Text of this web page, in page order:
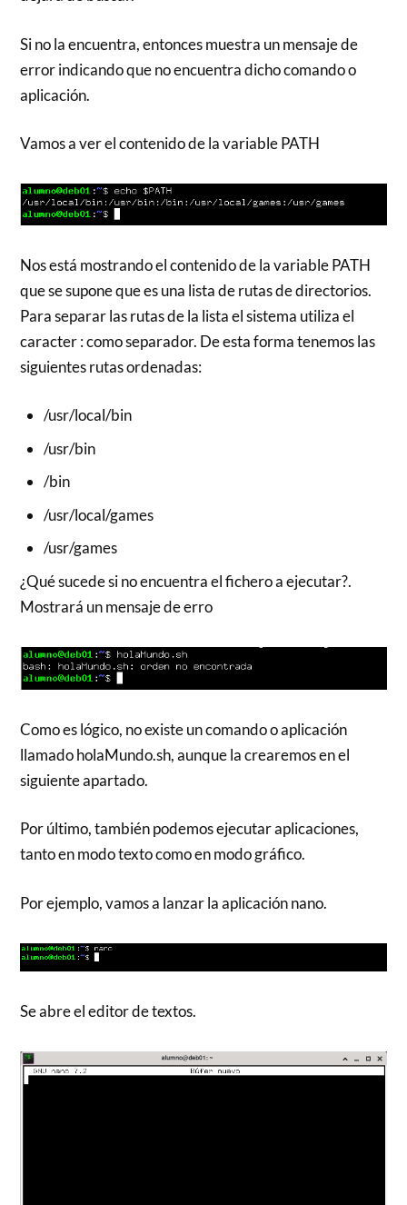
Si no la encuentra, entonces muestra un mensaje de
error indicando que no encuentra dicho comando o
aplicación.
Vamos a ver el contenido de la variable PATH
Nos está mostrando el contenido de la variable PATH
que se supone que es una lista de rutas de directorios.
Para separar las rutas de la lista el sistema utiliza el
caracter : como separador. De esta forma tenemos las
siguientes rutas ordenadas:
/usr/local/bin
/usr/bin
/bin
/usr/local/games
/usr/games
¿Qué sucede si no encuentra el fichero a ejecutar?.
Mostrará un mensaje de erro
Como es lógico, no existe un comando o aplicación
llamado holaMundo.sh, aunque la crearemos en el
siguiente apartado.
Por último, también podemos ejecutar aplicaciones,
tanto en modo texto como en modo gráfico.
Por ejemplo, vamos a lanzar la aplicación nano.
Se abre el editor de textos.